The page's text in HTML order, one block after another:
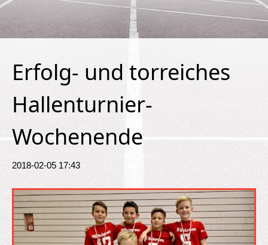
Erfolg- und torreiches
Hallenturnier-
Wochenende
2018-02-05 17:43